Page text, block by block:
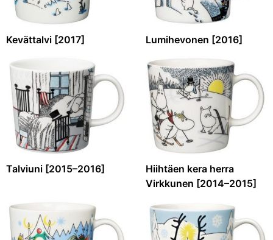
Kevättalvi [2017] Lumihevonen [2016]
Talviuni [2015–2016]
Hiihtäen kera herra
Virkkunen [2014–2015]